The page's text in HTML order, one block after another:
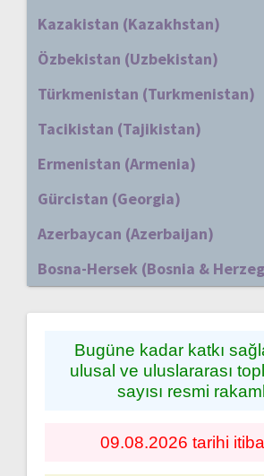
Kazakistan (Kazakhstan)
Özbekistan (Uzbekistan)
Türkmenistan (Turkmenistan)
Tacikistan (Tajikistan)
Ermenistan (Armenia)
Gürcistan (Georgia)
Azerbaycan (Azerbaijan)
Bosna-Hersek (Bosnia &
Bugüne kadar katkı
ulusal ve uluslararası
sayısı resmi
09.08.2026 tarihi